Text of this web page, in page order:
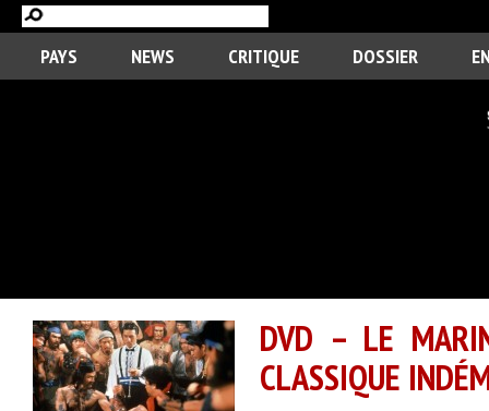
PAYS NEWS CRITIQUE DOSSIER
DVD – LE
CLASSIQUE